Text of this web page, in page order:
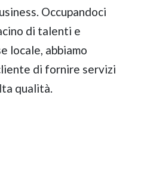
Occupandoci
di talenti e
locale, abbiamo
di fornire servizi
qualità.